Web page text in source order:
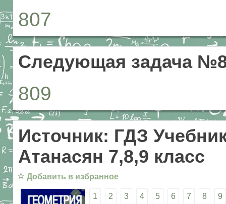
807
Следующая задача
809
Источник: ГДЗ
Атанасян 7,8,9 класс
☆ Добавить в избранное
1 2 3 4 5 6 7 8 9